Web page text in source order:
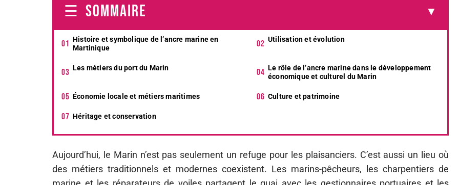
SOMMAIRE
Histoire et symbolique de l’ancre marine en
Martinique
Utilisation et évolution
Les métiers du port du Marin
Le rôle de l’ancre marine dans le développement
économique et culturel du Marin
Économie locale et métiers maritimes Culture et patrimoine
Héritage et conservation
Aujourd’hui, le Marin n’est pas seulement un refuge pour les plaisanciers. C’est aussi un lieu où
des métiers traditionnels et modernes coexistent. Les marins-pêcheurs, les charpentiers de